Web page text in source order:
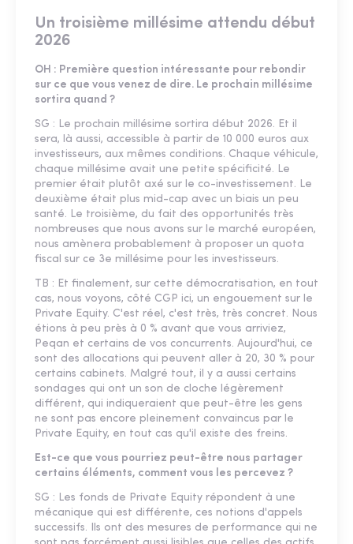
Un troisième millésime attendu début
2026
OH : Première question intéressante pour rebondir
sur ce que vous venez de dire. Le prochain millésime
sortira quand ?
SG : Le prochain millésime sortira début 2026. Et il
sera, là aussi, accessible à partir de 10 000 euros aux
investisseurs, aux mêmes conditions. Chaque véhicule,
chaque millésime avait une petite spécificité. Le
premier était plutôt axé sur le co-investissement. Le
deuxième était plus mid-cap avec un biais un peu
santé. Le troisième, du fait des opportunités très
nombreuses que nous avons sur le marché européen,
nous amènera probablement à proposer un quota
fiscal sur ce 3e millésime pour les investisseurs.
TB : Et finalement, sur cette démocratisation, en tout
cas, nous voyons, côté CGP ici, un engouement sur le
Private Equity. C'est réel, c'est très, très concret. Nous
étions à peu près à 0 % avant que vous arriviez,
Peqan et certains de vos concurrents. Aujourd'hui, ce
sont des allocations qui peuvent aller à 20, 30 % pour
certains cabinets. Malgré tout, il y a aussi certains
sondages qui ont un son de cloche légèrement
différent, qui indiqueraient que peut-être les gens
ne sont pas encore pleinement convaincus par le
Private Equity, en tout cas qu'il existe des freins.
Est-ce que vous pourriez peut-être nous partager
certains éléments, comment vous les percevez ?
SG : Les fonds de Private Equity répondent à une
mécanique qui est différente, ces notions d'appels
successifs. Ils ont des mesures de performance qui ne